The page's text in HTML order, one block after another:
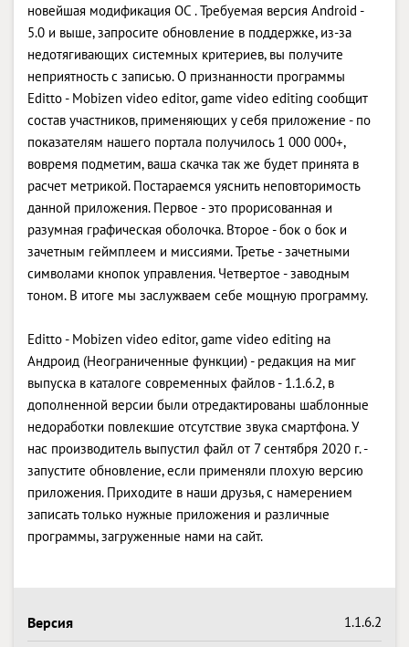
новейшая модификация ОС . Требуемая версия Android -
5.0 и выше, запросите обновление в поддержке, из-за
недотягивающих системных критериев, вы получите
неприятность с записью. О признанности программы
Editto - Mobizen video editor, game video editing сообщит
состав участников, применяющих у себя приложение - по
показателям нашего портала получилось 1 000 000+,
вовремя подметим, ваша скачка так же будет принята в
расчет метрикой. Постараемся уяснить неповторимость
данной приложения. Первое - это прорисованная и
разумная графическая оболочка. Второе - бок о бок и
зачетным геймплеем и миссиями. Третье - зачетными
символами кнопок управления. Четвертое - заводным
тоном. В итоге мы заслужваем себе мощную программу.
Editto - Mobizen video editor, game video editing на
Андроид (Неограниченные функции) - редакция на миг
выпуска в каталоге современных файлов - 1.1.6.2, в
дополненной версии были отредактированы шаблонные
недоработки повлекшие отсутствие звука смартфона. У
нас производитель выпустил файл от 7 сентября 2020 г. -
запустите обновление, если применяли плохую версию
приложения. Приходите в наши друзья, с намерением
записать только нужные приложения и различные
программы, загруженные нами на сайт.
Версия 1.1.6.2